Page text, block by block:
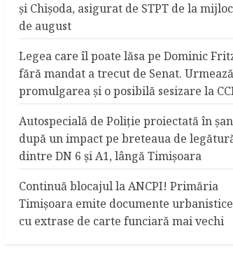
şi Chişoda, asigurat de STPT de la mijloc
de august
Legea care îl poate lăsa pe Dominic
fără mandat a trecut de Senat. Urmează
promulgarea și o posibilă sesizare la
Autospecială de Poliție proiectată în
după un impact pe breteaua de
dintre DN 6 și A1, lângă Timișoara
Continuă blocajul la ANCPI! Primăria
Timişoara emite documente urbanistice
cu extrase de carte funciară mai vechi